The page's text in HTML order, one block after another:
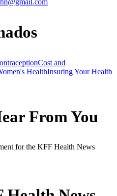
Cost and
HealthInsuring Your Health
From You
for the KFF Health News